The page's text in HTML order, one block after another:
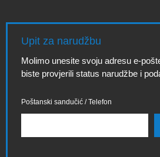
Upit za narudžbu
Molimo unesite svoju adresu e-
biste provjerili status narudžbe i
Poštanski sandučić / Telefon